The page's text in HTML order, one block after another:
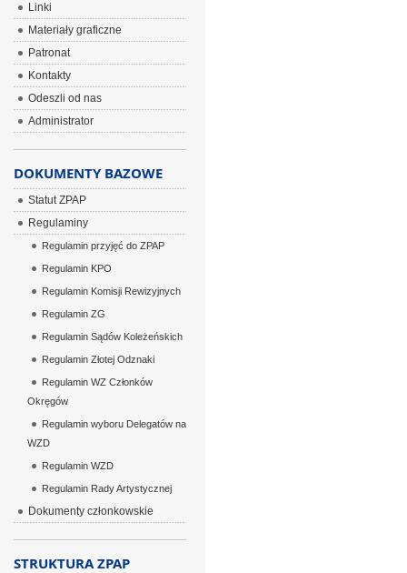
Linki
Materiały graficzne
Patronat
Kontakty
Odeszli od nas
Administrator
DOKUMENTY BAZOWE
Statut ZPAP
Regulaminy
Regulamin przyjęć do ZPAP
Regulamin KPO
Regulamin Komisji Rewizyjnych
Regulamin ZG
Regulamin Sądów Koleżeńskich
Regulamin Złotej Odznaki
Regulamin WZ Członków
Okręgów
Regulamin wyboru Delegatów na
WZD
Regulamin WZD
Regulamin Rady Artystycznej
Dokumenty członkowskie
STRUKTURA ZPAP